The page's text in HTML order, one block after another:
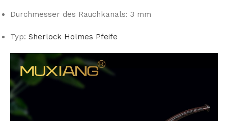
Durchmesser des Rauchkanals: 3 mm
Typ: Sherlock Holmes Pfeife